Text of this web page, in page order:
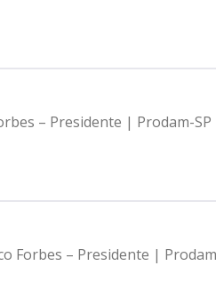
– Presidente | Prodam-
Forbes – Presidente |